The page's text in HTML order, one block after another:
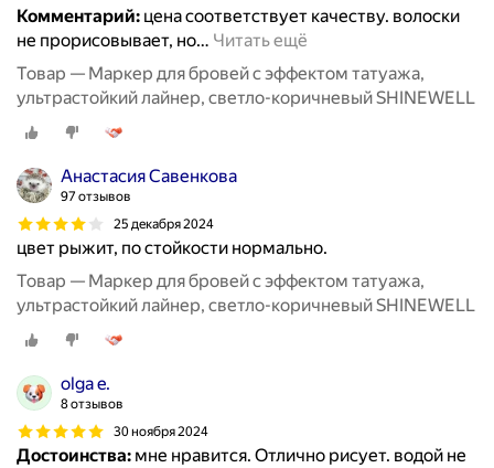
Комментарий: цена соответствует качеству. волоски
не прорисовывает, но… Читать ещё
Товар — Маркер для бровей с эффектом татуажа,
ультрастойкий лайнер, светло-коричневый SHINEWELL
Анастасия Савенкова
97 отзывов
25 декабря 2024
цвет рыжит, по стойкости нормально.
Товар — Маркер для бровей с эффектом татуажа,
ультрастойкий лайнер, светло-коричневый SHINEWELL
olga e.
8 отзывов
30 ноября 2024
Достоинства: мне нравится. Отлично рисует. водой не